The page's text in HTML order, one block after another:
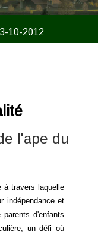
10-2012
l'ape du
à travers laquelle
indépendance et
d'enfants
un défi où